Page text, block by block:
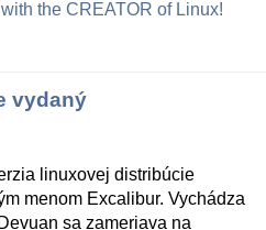
the CREATOR of Linux!
vydaný
linuxovej distribúcie
menom Excalibur. Vychádza
sa zameriava na